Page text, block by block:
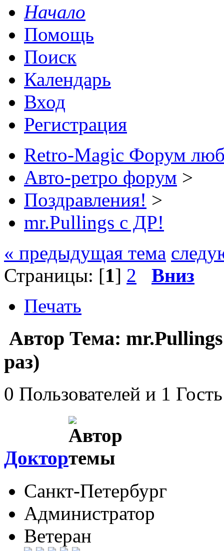
Начало
Помощь
Поиск
Календарь
Вход
Регистрация
Retro-Magic Форум
Авто-ретро форум >
Поздравления! >
mr.Pullings с ДР!
« предыдущая тема
Страницы: [1] 2
Вниз
Печать
Автор Тема:
раз)
0 Пользователей и 1
Доктор
Санкт-Петербург
Администратор
Ветеран